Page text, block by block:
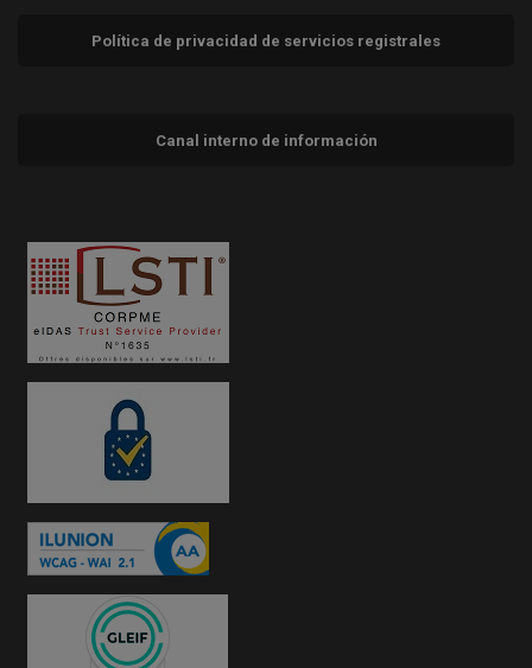
Política de privacidad de servicios registrales
Canal interno de información